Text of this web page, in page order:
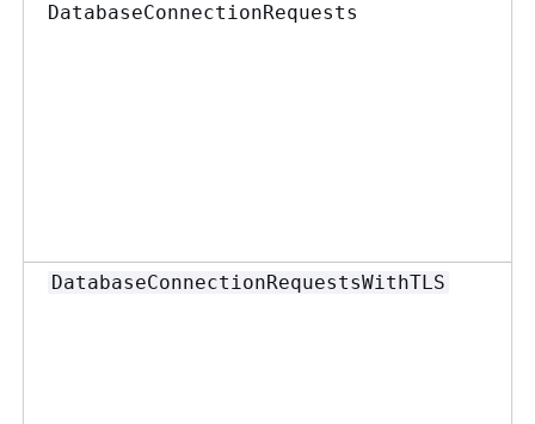
DatabaseConnectionRequests
DatabaseConnectionRequestsWithTLS